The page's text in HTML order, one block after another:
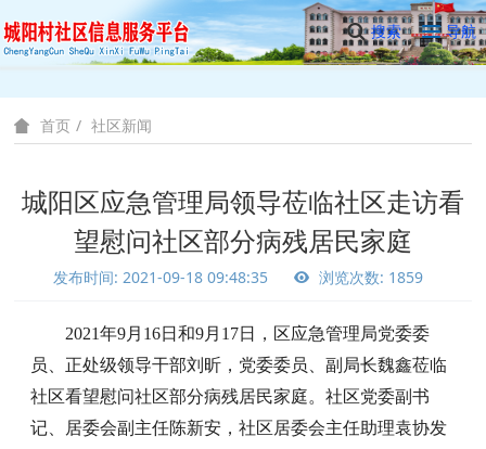
搜索 导航
首页 社区新闻
城阳区应急管理局领导莅临社区走访看
望慰问社区部分病残居民家庭
发布时间: 2021-09-18 09:48:35 浏览次数: 1859
2021年9月16日和9月17日，区应急管理局党委委
员、正处级领导干部刘昕，党委委员、副局长魏鑫莅临
社区看望慰问社区部分病残居民家庭。社区党委副书
记、居委会副主任陈新安，社区居委会主任助理袁协发